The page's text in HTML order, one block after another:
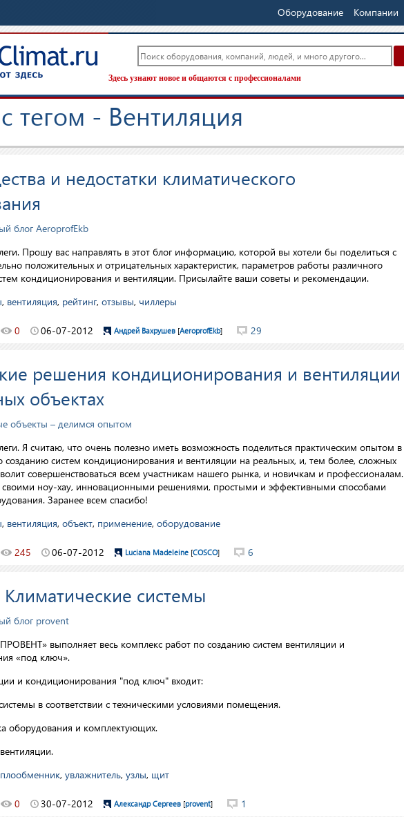
Оборудование Компании
Здесь узнают новое и общаются с профессионалами
тегом - Вентиляция
и недостатки климатического
блог AeroprofEkb
Прошу вас направлять в этот блог информацию, которой вы хотели бы поделиться с
положительных и отрицательных характеристик, параметров работы различного
кондиционирования и вентиляции. Присылайте ваши советы и рекомендации.
, вентиляция, рейтинг, отзывы, чиллеры
0 06-07-2012 Андрей Вахрушев [AeroprofEkb] 29
решения кондиционирования и вентиляции
объектах
объекты – делимся опытом
Я считаю, что очень полезно иметь возможность поделиться практическим опытом в
созданию систем кондиционирования и вентиляции на реальных, и, тем более, сложных
совершенствоваться всем участникам нашего рынка, и новичкам и профессионалам.
своими ноу-хау, инновационными решениями, простыми и эффективными способами
Заранее всем спасибо!
, вентиляция, объект, применение, оборудование
245 06-07-2012 Luciana Madeleine [COSCO] 6
Климатические системы
блог provent
выполняет весь комплекс работ по созданию систем вентиляции и
«под ключ».
и кондиционирования "под ключ" входит:
в соответствии с техническими условиями помещения.
оборудования и комплектующих.
, увлажнитель, узлы, щит
0 30-07-2012 Александр Сергеев [provent] 1